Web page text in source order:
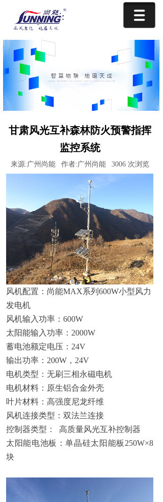
甘肃风光互补森林防火预警指挥
监控系统
来源:广州尚能 作者:广州尚能 3006 次浏览
风机配置：尚能MAX系列600W小型风力
发电机
风机输入功率：600W
太阳能输入功率：2000W
蓄电池额定电压：24V
输出功率：200W，24V
电机类型：无刷三相永磁电机
电机材料：原生铝合金外壳
叶片材料：高强度尼龙纤维
风机连接类型：双法兰连接
控制器类型： 高质量风光互补控制器
太阳能电池板：单晶硅太阳能板250W×8
块